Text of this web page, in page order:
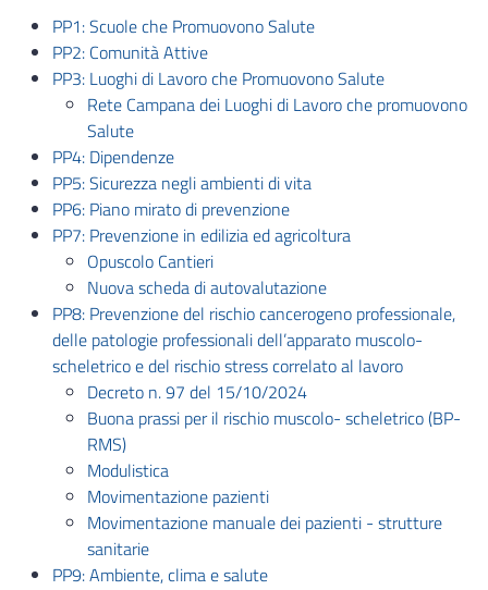
PP1: Scuole che Promuovono Salute
PP2: Comunità Attive
PP3: Luoghi di Lavoro che Promuovono Salute
Rete Campana dei Luoghi di Lavoro che promuovono
Salute
PP4: Dipendenze
PP5: Sicurezza negli ambienti di vita
PP6: Piano mirato di prevenzione
PP7: Prevenzione in edilizia ed agricoltura
Opuscolo Cantieri
Nuova scheda di autovalutazione
PP8: Prevenzione del rischio cancerogeno professionale,
delle patologie professionali dell’apparato muscolo-
scheletrico e del rischio stress correlato al lavoro
Decreto n. 97 del 15/10/2024
Buona prassi per il rischio muscolo- scheletrico (BP-
RMS)
Modulistica
Movimentazione pazienti
Movimentazione manuale dei pazienti - strutture
sanitarie
PP9: Ambiente, clima e salute